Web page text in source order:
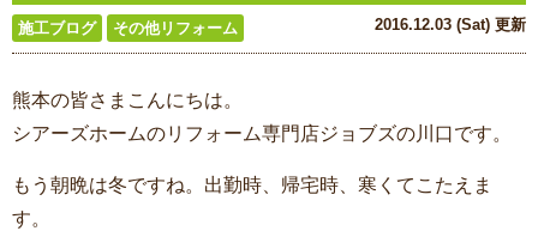
施工ブログ その他リフォーム 2016.12.03 (Sat) 更新
熊本の皆さまこんにちは。
シアーズホームのリフォーム専門店ジョブズの川口です。
もう朝晩は冬ですね。出勤時、帰宅時、寒くてこたえま
す。